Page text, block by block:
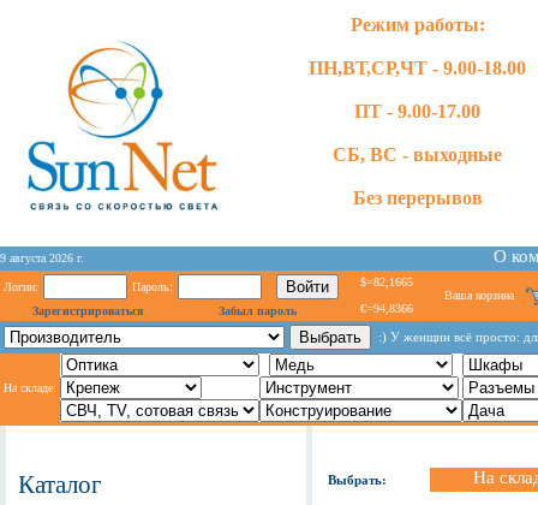
Режим работы:
ПН,ВТ,СР,ЧТ - 9.00-18.00
ПТ - 9.00-17.00
СБ, ВС - выходные
Без перерывов
9 августа 2026 г. О
Логин:
Пароль:
Зарегистрироваться
Забыл пароль
$=82,1665
€=94,8366
Ваша корзина
:) У женщин всё просто:
На складе:
Каталог Выбрать: На